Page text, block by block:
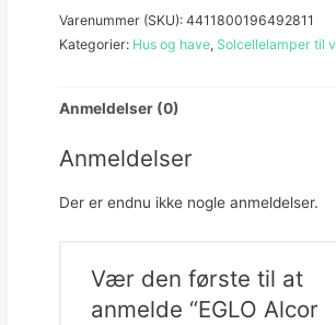
Varenummer (SKU): 4411800196492811
Kategorier: Hus og have, Solcellelamper til
Anmeldelser (0)
Anmeldelser
Der er endnu ikke nogle anmeldelser.
Vær den første til at
anmelde “EGLO Alcor